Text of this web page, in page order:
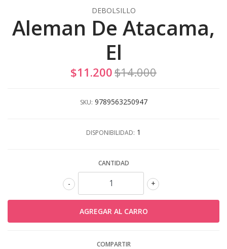
DEBOLSILLO
Aleman De Atacama,
El
$11.200$14.000
SKU: 9789563250947
DISPONIBILIDAD: 1
CANTIDAD
+
-
COMPARTIR